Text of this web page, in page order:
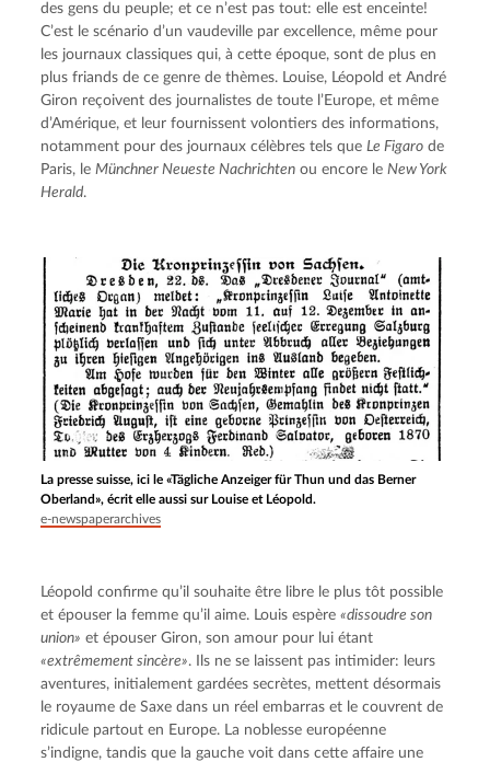
des gens du peuple; et ce n’est pas tout: elle est enceinte!
C’est le scénario d’un vaudeville par excellence, même pour
les journaux classiques qui, à cette époque, sont de plus en
plus friands de ce genre de thèmes. Louise, Léopold et André
Giron reçoivent des journalistes de toute l’Europe, et même
d’Amérique, et leur fournissent volontiers des informations,
notamment pour des journaux célèbres tels que Le Figaro de
Paris, le Münchner Neueste Nachrichten ou encore le New York
Herald.
La presse suisse, ici le «Tägliche Anzeiger für Thun und das Berner
Oberland», écrit elle aussi sur Louise et Léopold.
e-newspaperarchives
Léopold confirme qu’il souhaite être libre le plus tôt possible
et épouser la femme qu’il aime. Louis espère «dissoudre son
union»
«extrêmement sincère». Ils ne se laissent pas intimider: leurs
aventures, initialement gardées secrètes, mettent désormais
le royaume de Saxe dans un réel embarras et le couvrent de
ridicule partout en Europe. La noblesse européenne
s’indigne, tandis que la gauche voit dans cette affaire une